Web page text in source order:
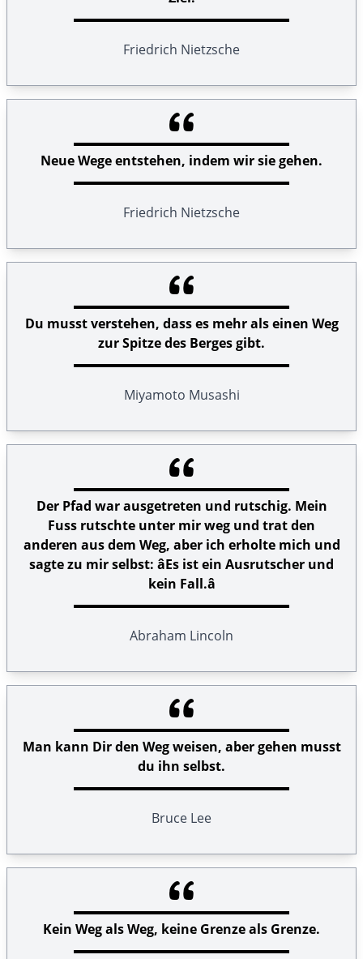
Friedrich Nietzsche
Neue Wege entstehen, indem wir sie gehen.
Friedrich Nietzsche
Du musst verstehen, dass es mehr als einen Weg
zur Spitze des Berges gibt.
Miyamoto Musashi
Der Pfad war ausgetreten und rutschig. Mein
Fuss rutschte unter mir weg und trat den
anderen aus dem Weg, aber ich erholte mich und
sagte zu mir selbst: âEs ist ein Ausrutscher und
kein Fall.â
Abraham Lincoln
Man kann Dir den Weg weisen, aber gehen musst
du ihn selbst.
Bruce Lee
Kein Weg als Weg, keine Grenze als Grenze.